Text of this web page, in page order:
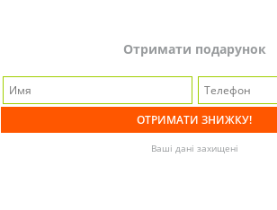
Отримати подарунок
Ваші дані захищені